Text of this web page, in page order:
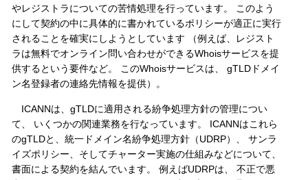
やレジストラについての苦情処理を行っています。 このよう
にして契約の中に具体的に書かれているポリシーが適正に実行
されることを確実にしようとしています （例えば、レジスト
ラは無料でオンライン問い合わせができるWhoisサービスを提
供するという要件など。 このWhoisサービスは、 gTLDドメイ
ン名登録者の連絡先情報を提供）。
ICANNは、gTLDに適用される紛争処理方針の管理につい
て、 いくつかの関連業務を行なっています。 ICANNはこれら
のgTLDと、統一ドメイン名紛争処理方針（UDRP）、 サンラ
イズポリシー、そしてチャーター実施の仕組みなどについて、
書面による契約を結んでいます。 例えばUDRPは、 不正で悪